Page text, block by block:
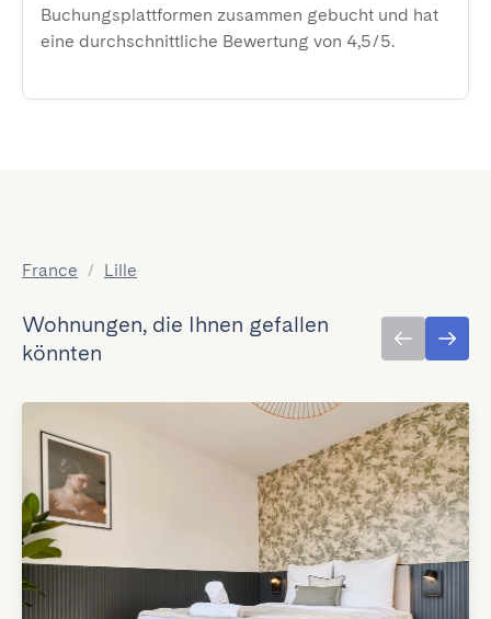
Buchungsplattformen zusammen gebucht und hat
eine durchschnittliche Bewertung von 4,5/5.
France / Lille
Wohnungen, die Ihnen gefallen
könnten